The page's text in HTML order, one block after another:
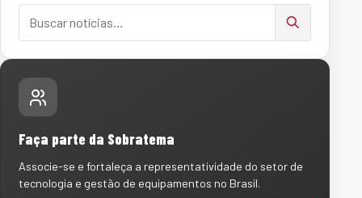
Faça parte da Sobratema
Associe-se e fortaleça a representatividade do setor de
tecnologia e gestão de equipamentos no Brasil.